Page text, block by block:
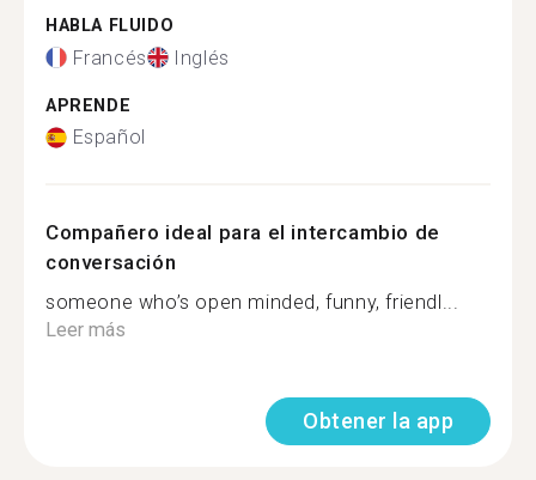
HABLA FLUIDO
Francés Inglés
APRENDE
Español
Compañero ideal para el intercambio de
conversación
someone who’s open minded, funny, friendl...
Leer más
Obtener la app